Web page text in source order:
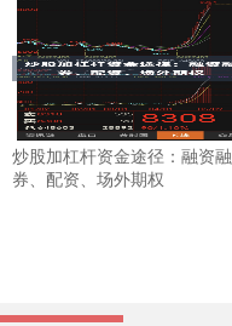
炒股加杠杆资金途径：融资融
券、配资、场外期权